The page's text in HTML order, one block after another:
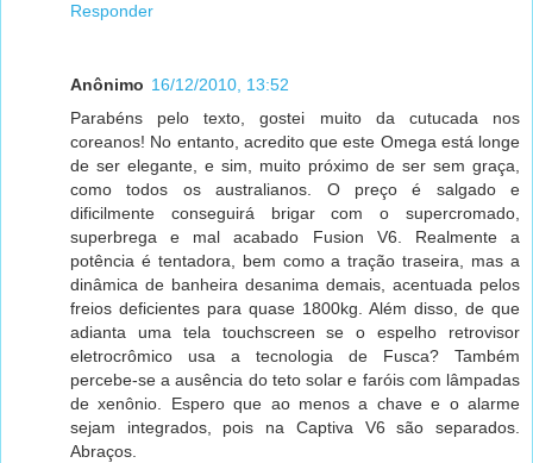
Responder
Anônimo 16/12/2010, 13:52
Parabéns pelo texto, gostei muito da cutucada nos
coreanos! No entanto, acredito que este Omega está longe
de ser elegante, e sim, muito próximo de ser sem graça,
como todos os australianos. O preço é salgado e
dificilmente conseguirá brigar com o supercromado,
superbrega e mal acabado Fusion V6. Realmente a
potência é tentadora, bem como a tração traseira, mas a
dinâmica de banheira desanima demais, acentuada pelos
freios deficientes para quase 1800kg. Além disso, de que
adianta uma tela touchscreen se o espelho retrovisor
eletrocrômico usa a tecnologia de Fusca? Também
percebe-se a ausência do teto solar e faróis com lâmpadas
de xenônio. Espero que ao menos a chave e o alarme
sejam integrados, pois na Captiva V6 são separados.
Abraços.